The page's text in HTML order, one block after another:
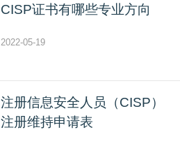
CISP证书有哪些专业方向
2022-05-19
注册信息安全人员（CISP）
注册维持申请表